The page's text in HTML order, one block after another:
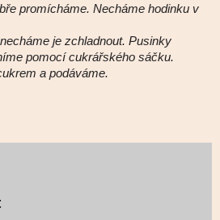
promícháme. Necháme hodinku v
je zchladnout. Pusinky
pomocí cukrářského sáčku.
a podáváme.